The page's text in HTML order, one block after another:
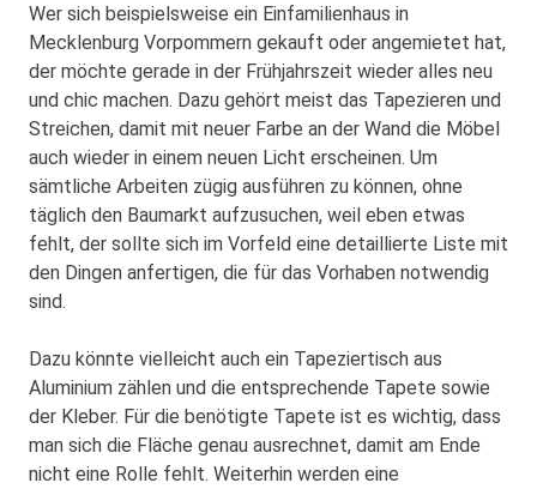
Wer sich beispielsweise ein Einfamilienhaus in
Mecklenburg Vorpommern gekauft oder angemietet hat,
der möchte gerade in der Frühjahrszeit wieder alles neu
und chic machen. Dazu gehört meist das Tapezieren und
Streichen, damit mit neuer Farbe an der Wand die Möbel
auch wieder in einem neuen Licht erscheinen. Um
sämtliche Arbeiten zügig ausführen zu können, ohne
täglich den Baumarkt aufzusuchen, weil eben etwas
fehlt, der sollte sich im Vorfeld eine detaillierte Liste mit
den Dingen anfertigen, die für das Vorhaben notwendig
sind.
Dazu könnte vielleicht auch ein Tapeziertisch aus
Aluminium zählen und die entsprechende Tapete sowie
der Kleber. Für die benötigte Tapete ist es wichtig, dass
man sich die Fläche genau ausrechnet, damit am Ende
nicht eine Rolle fehlt. Weiterhin werden eine